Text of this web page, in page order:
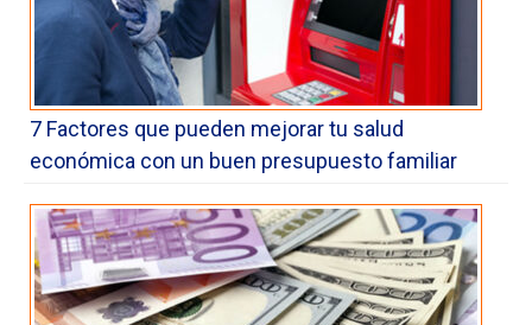
7 Factores que pueden mejorar tu salud
económica con un buen presupuesto familiar